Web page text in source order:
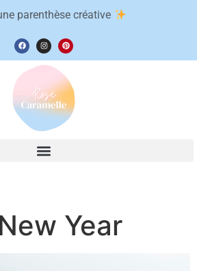
parenthèse créative
Year